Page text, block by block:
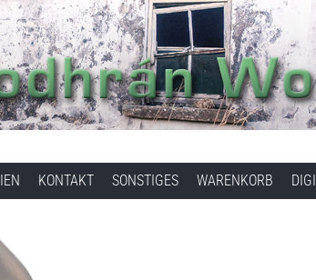
KONTAKT SONSTIGES WARENKORB